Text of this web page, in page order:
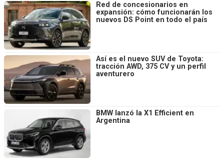
Red de concesionarios en
expansión: cómo funcionarán los
nuevos DS Point en todo el país
Así es el nuevo SUV de Toyota:
tracción AWD, 375 CV y un perfil
aventurero
BMW lanzó la X1 Efficient en
Argentina